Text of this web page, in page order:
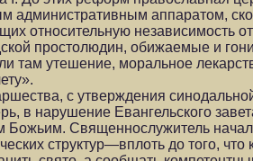
административным аппаратом,
относительную независимость
простолюдин, обижаемые и
там утешение, моральное
с утверждения
в нарушение Евангельского
Божьим. Священнослужитель
структур—вплоть до того,